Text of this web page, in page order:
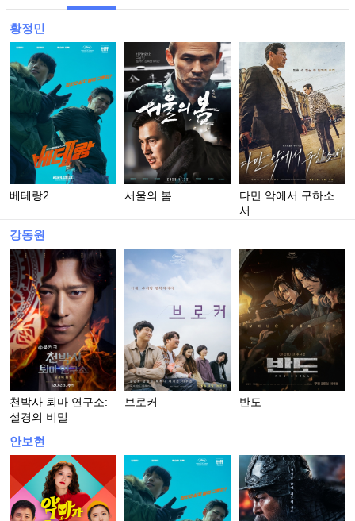
황정민
베테랑2 서울의 봄
다만 악에서 구하소
서
강동원
천박사 퇴마 연구소:
설경의 비밀
브로커 반도
안보현